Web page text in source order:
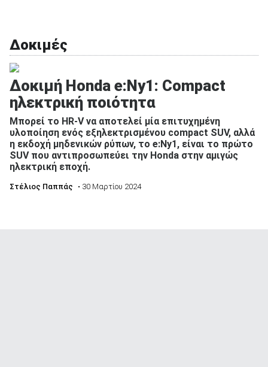
Δοκιμές
Δοκιμή Honda e:Ny1: Compact
ηλεκτρική ποιότητα
Μπορεί το HR-V να αποτελεί μία επιτυχημένη
υλοποίηση ενός εξηλεκτρισμένου compact SUV, αλλά
η εκδοχή μηδενικών ρύπων, το e:Ny1, είναι το πρώτο
SUV που αντιπροσωπεύει την Honda στην αμιγώς
ηλεκτρική εποχή.
Στέλιος Παππάς • 30 Μαρτίου 2024